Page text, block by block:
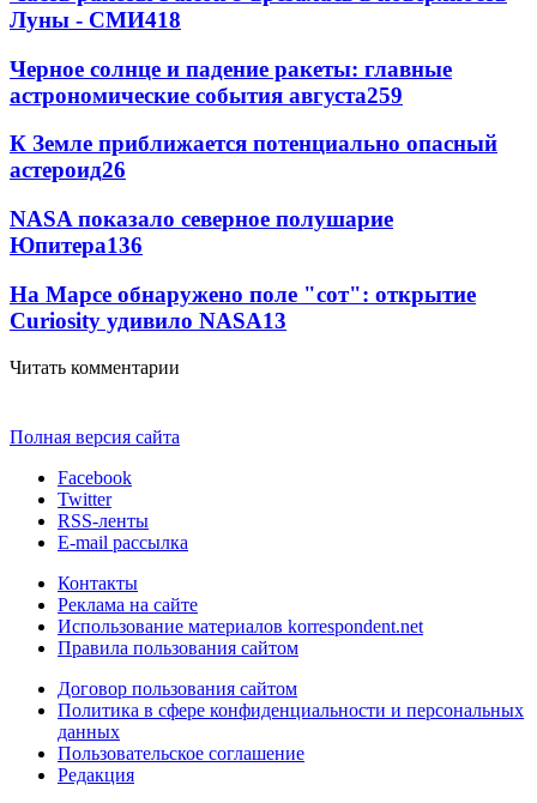
Луны - СМИ418
Черное солнце и падение ракеты: главные
астрономические события августа259
К Земле приближается потенциально опасный
астероид26
NASA показало северное полушарие
Юпитера136
На Марсе обнаружено поле "сот": открытие
Curiosity удивило NASA13
Читать комментарии
Полная версия сайта
Facebook
Twitter
RSS-ленты
E-mail рассылка
Контакты
Реклама на сайте
Использование материалов korrespondent.net
Правила пользования сайтом
Договор пользования сайтом
Политика в сфере конфиденциальности и персональных
данных
Пользовательское соглашение
Редакция